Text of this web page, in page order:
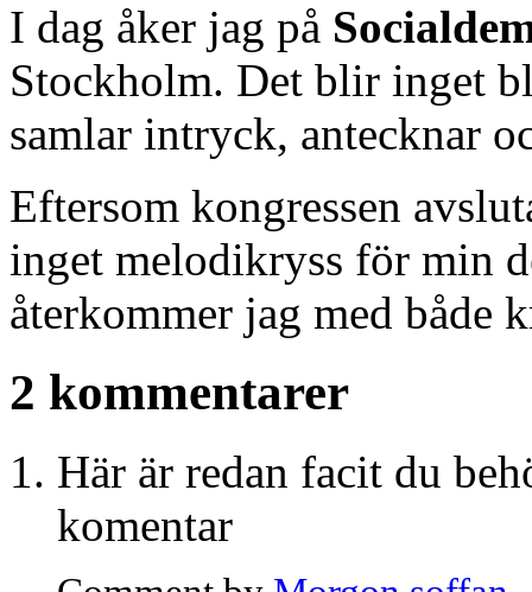
I dag åker jag på
Stockholm. Det blir inget
samlar intryck, antecknar
Eftersom kongressen
inget melodikryss för min
återkommer jag med både
2 kommentarer
Här är redan facit du
komentar